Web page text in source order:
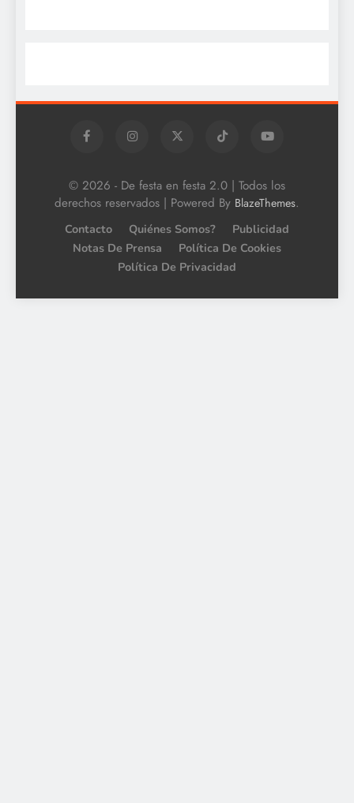
© 2026 - De festa en festa 2.0 | Todos los
derechos reservados | Powered By BlazeThemes.
Contacto Quiénes Somos?
Publicidad
Notas De Prensa
Política De Cookies
Política De Privacidad